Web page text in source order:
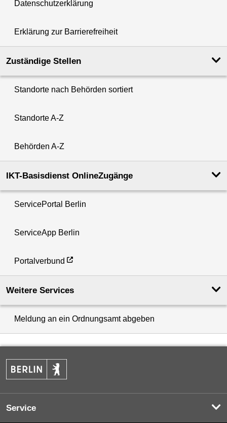
Datenschutzerklärung
Erklärung zur Barrierefreiheit
Zuständige Stellen
Standorte nach Behörden sortiert
Standorte A-Z
Behörden A-Z
IKT-Basisdienst OnlineZugänge
ServicePortal Berlin
ServiceApp Berlin
Portalverbund
Weitere Services
Meldung an ein Ordnungsamt abgeben
Service